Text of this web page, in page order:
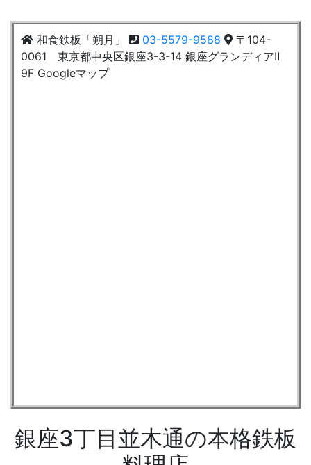
和食鉄板「朔月」 03-5579-9588
〒104-
0061 東京都中央区銀座3-3-14 銀座グランディアⅡ
9F Googleマップ
銀座3丁目並木通の本格鉄板